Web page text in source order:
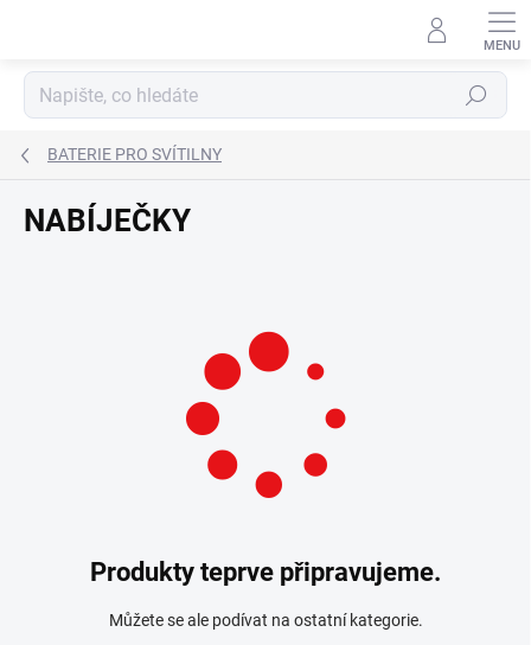
Hledat
BATERIE PRO SVÍTILNY
NABÍJEČKY
Produkty teprve připravujeme.
Můžete se ale podívat na ostatní kategorie.